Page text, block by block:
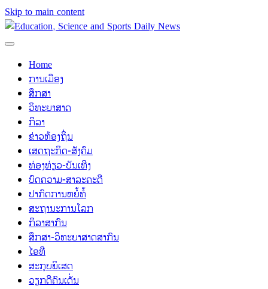
Skip to main content
Home
ການເມືອງ
ສຶກສາ
ວິທະຍາສາດ
ກິລາ
ຂ່າວທ້ອງຖິ່ນ
ເສດຖະກິດ-ສັງຄົມ
ທ່ອງທ່ຽວ-ບັນເທີງ
ບົດຄວາມ-ສາລະຄະດີ
ປາກົດການຫຍໍ້ທໍ້
ສະຖານະການໂລກ
ກິລາສາກົນ
ສຶກສາ-ວິທະຍາສາດສາກົນ
ໄອທີ
ສະກຸບພິເສດ
ວຽກດີຄົນເດັ່ນ